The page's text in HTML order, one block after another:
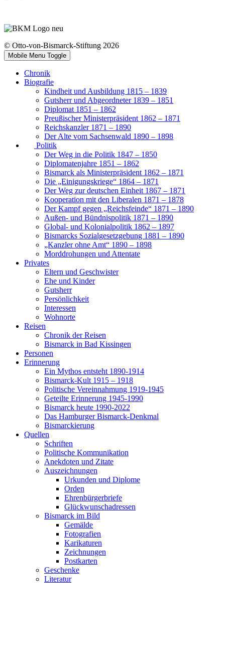
© Otto-von-Bismarck-Stiftung 2026
Mobile Menu Toggle
Chronik
Biografie
Kindheit und Ausbildung 1815 – 1839
Gutsherr und Abgeordneter 1839 – 1851
Diplomat 1851 – 1862
Preußischer Ministerpräsident 1862 – 1871
Reichskanzler 1871 – 1890
Der Alte vom Sachsenwald 1890 – 1898
Politik
Der Weg in die Politik 1847 – 1850
Diplomatenjahre 1851 – 1862
Bismarck als Ministerpräsident 1862 – 1871
Die „Einigungskriege“ 1864 – 1871
Der Weg zur deutschen Einheit 1867 – 1871
Kooperation mit den Liberalen 1871 – 1878
Der Kampf gegen „Reichsfeinde“ 1871 – 1890
Außen- und Bündnispolitik 1871 – 1890
Global- und Kolonialpolitik 1862 – 1897
Bismarcks Sozialgesetzgebung 1881 – 1890
„Kanzler ohne Amt“ 1890 – 1898
Morddrohungen und Attentate
Privates
Eltern und Geschwister
Ehe und Kinder
Gutsherr
Persönlichkeit
Interessen
Wohnorte
Reisen
Chronik der Reisen
Bismarck in Bad Kissingen
Personen
Erinnerung
Ein Mythos entsteht 1890-1914
Bismarck-Kult 1915 – 1918
Politische Vereinnahmung 1919-1945
Geteilte Erinnerung 1945-1990
Bismarck heute 1990-2022
Das Hamburger Bismarck-Denkmal
Bismarckierung
Quellen
Schriften
Politische Kommunikation
Anekdoten und Zitate
Auszeichnungen
Urkunden und Diplome
Orden
Ehrenbürgerbriefe
Glückwunschadressen
Bismarck im Bild
Gemälde
Fotografien
Karikaturen
Zeichnungen
Postkarten
Geschenke
Literatur